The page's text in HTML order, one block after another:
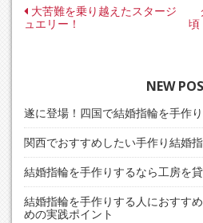
投
稿
ゲ
ー
シ
ョ
ン
大苦難を乗り越えたスタージ
ュエリー！
頃
NEW
遂に登場！四国で結婚指輪を手作り
関西でおすすめしたい手作り結婚
結婚指輪を手作りするなら工房を貸
結婚指輪を手作りする人におすす
めの実践ポイント